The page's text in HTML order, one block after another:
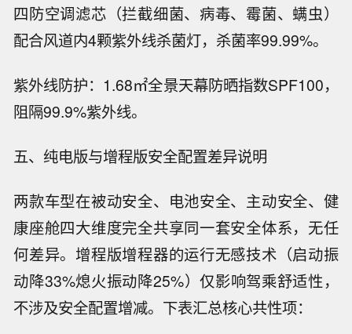
四防空调滤芯（拦截细菌、病毒、霉菌、螨虫）
配合风道内4颗紫外线杀菌灯，杀菌率99.99%。
紫外线防护：1.68㎡全景天幕防晒指数SPF100，
阻隔99.9%紫外线。
五、纯电版与增程版安全配置差异说明
两款车型在被动安全、电池安全、主动安全、健
康座舱四大维度完全共享同一套安全体系，无任
何差异。增程版增程器的运行无感技术（启动振
动降33%熄火振动降25%）仅影响驾乘舒适性，
不涉及安全配置增减。下表汇总核心共性项：